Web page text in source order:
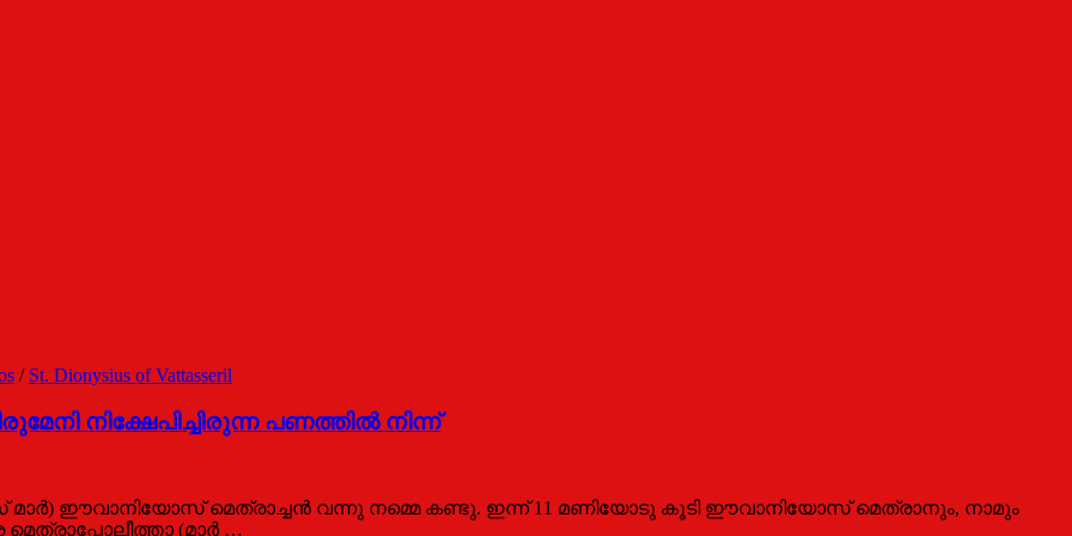
/ St. Dionysius of Vattasseril
നിക്ഷേപിച്ചിരുന്ന പണത്തില്‍ നിന്ന്
മാര്‍) ഈവാനിയോസ് മെത്രാച്ചന്‍ വന്നു നമ്മെ കണ്ടു. ഇന്ന് 11 മണിയോടു കൂടി ഈവാനിയോസ് മെത്രാനും, നാമും
(മാര്‍ …